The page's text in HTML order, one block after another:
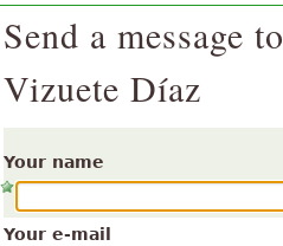
Send a message
Vizuete Díaz
Your name
Your e-mail